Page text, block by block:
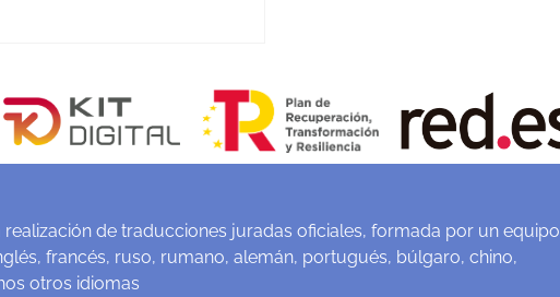
realización de traducciones juradas oficiales, formada por un equipo
francés, ruso, rumano, alemán, portugués, búlgaro, chino,
otros idiomas